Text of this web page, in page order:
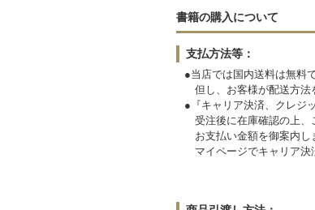
書籍の購入について
支払方法等：
●当店では国内送料は無料
但し、お客様が配送方法
●『キャリア決済、クレジ
受注後に在庫確認の上、
お支払い金額を御案内し
マイページでキャリア決